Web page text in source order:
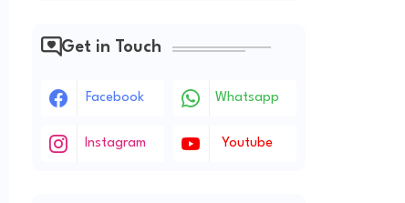
Get in Touch
Facebook Whatsapp
Instagram Youtube